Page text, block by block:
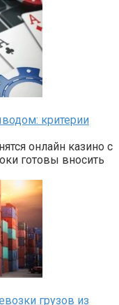
критерии
онлайн казино с
готовы вносить
грузов из